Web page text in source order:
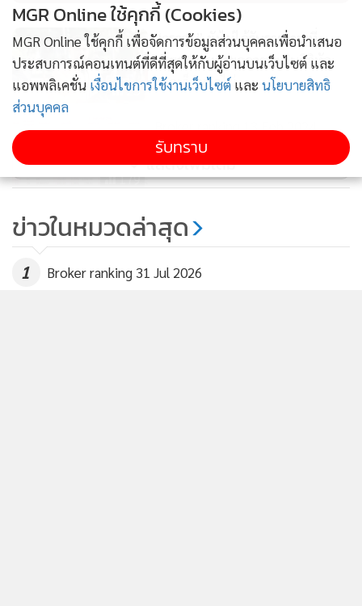
25
“วราวุธ” ยังไม่ได้รับรายงาน ที่
ประชุม ครม.จะถกวาระเงินดิจิทัล
วอลเล็ตหรือไม่
179
Broker ranking 13 Feb 2024
218
แสดงเพิ่มเติม
ข่าวในหมวดล่าสุด
1 Broker ranking 31 Jul 2026
MGR Online ใช้คุกกี้ (Cookies)
MGR Online ใช้คุกกี้ เพื่อจัดการข้อมูลส่วนบุคคลเพื่อนำเสนอ
ประสบการณ์คอนเทนต์ที่ดีที่สุดให้กับผู้อ่านบนเว็บไซต์ และ
แอพพลิเคชั่น เงื่อนไขการใช้งานเว็บไซต์ และ นโยบายสิทธิ
ส่วนบุคคล
รับทราบ